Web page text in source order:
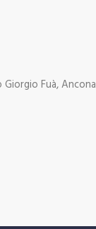
Fuà, Ancona